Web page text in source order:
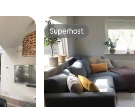
Superhost
Superhost